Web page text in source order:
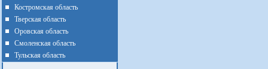
Костромская область
Тверская область
Оровская область
Смоленская область
Тульская область